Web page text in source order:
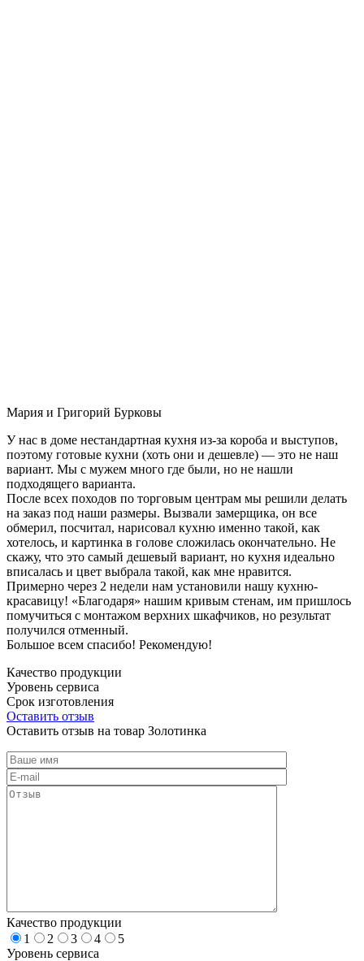
Мария и Григорий Бурковы
У нас в доме нестандартная кухня из-за короба и выступов,
поэтому готовые кухни (хоть они и дешевле) — это не наш
вариант. Мы с мужем много где были, но не нашли
подходящего варианта.
После всех походов по торговым центрам мы решили делать
на заказ под наши размеры. Вызвали замерщика, он все
обмерил, посчитал, нарисовал кухню именно такой, как
хотелось, и картинка в голове сложилась окончательно. Не
скажу, что это самый дешевый вариант, но кухня идеально
вписалась и цвет выбрала такой, как мне нравится.
Примерно через 2 недели нам установили нашу кухню-
красавицу! «Благодаря» нашим кривым стенам, им пришлось
помучиться с монтажом верхних шкафчиков, но результат
получился отменный.
Большое всем спасибо! Рекомендую!
Качество продукции
Уровень сервиса
Срок изготовления
Оставить отзыв
Оставить отзыв на товар Золотинка
Качество продукции
1
2 3 4
5
Уровень сервиса